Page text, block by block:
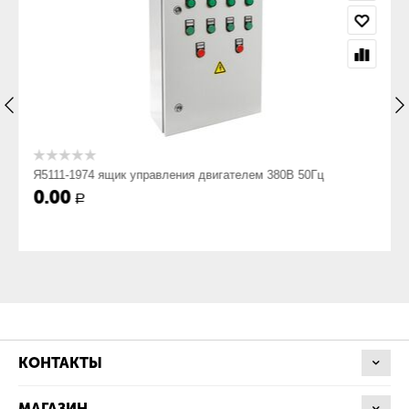
Номинальное напряжение, В
220
Номинальное напряжение вспомогательных цепей, В
Степень защиты по ГОСТ 14254-80, не ниже
Я5111-1974 ящик управления двигателем 380В 50Гц
0.00 Р
КОНТАКТЫ